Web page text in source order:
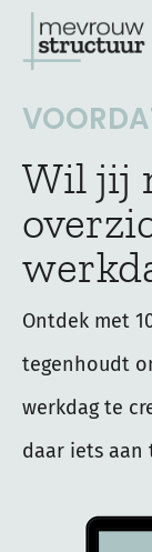
naar
Wil jij
Ontdek met
tegenhoudt
werkdag te
daar iets aan